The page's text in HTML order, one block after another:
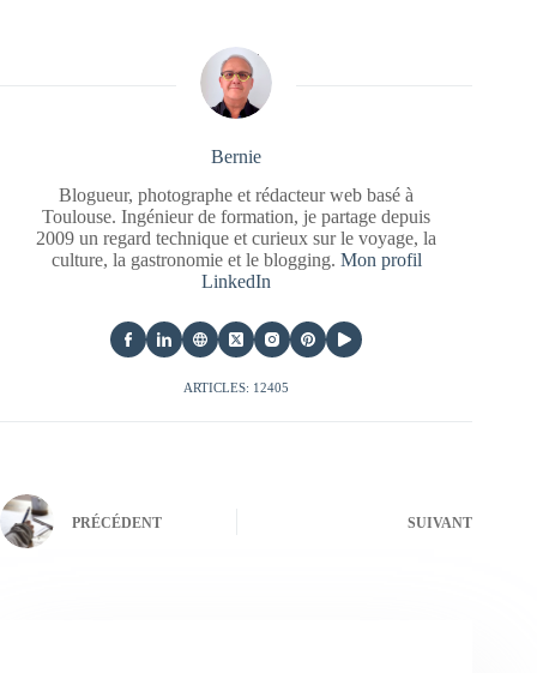
Bernie
Blogueur, photographe et rédacteur web basé à
Toulouse. Ingénieur de formation, je partage depuis
2009 un regard technique et curieux sur le voyage, la
culture, la gastronomie et le blogging. Mon profil
LinkedIn
ARTICLES: 12405
PRÉCÉDENT SUIVANT